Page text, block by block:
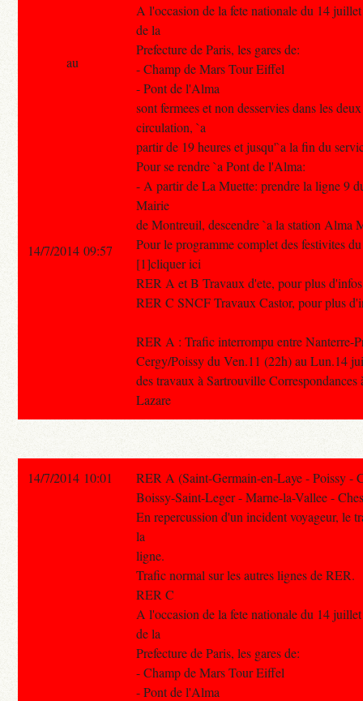
A l'occasion de la fete nationale du 14
de la
Prefecture de Paris, les gares de:
- Champ de Mars Tour Eiffel
- Pont de l'Alma
sont fermees et non desservies dans les
circulation, `a
partir de 19 heures et jusqu'`a la fin du
Pour se rendre `a Pont de l'Alma:
- A partir de La Muette: prendre la ligne 9
Mairie
de Montreuil, descendre `a la station Alma
Pour le programme complet des festivites
[1]cliquer ici
RER A et B Travaux d'ete, pour plus
RER C SNCF Travaux Castor, pour plus
RER A : Trafic interrompu entre Nanterre-
Cergy/Poissy du Ven.11 (22h) au Lun.14
des travaux à Sartrouville Correspondances
Lazare
au
14/7/2014 09:57
14/7/2014 10:01
RER A (Saint-Germain-en-Laye - Poissy -
Boissy-Saint-Leger - Marne-la-Vallee -
En repercussion d'un incident voyageur, le
la
ligne.
Trafic normal sur les autres lignes de RER.
RER C
A l'occasion de la fete nationale du 14
de la
Prefecture de Paris, les gares de:
- Champ de Mars Tour Eiffel
- Pont de l'Alma